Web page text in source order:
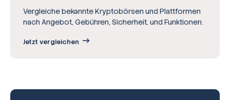
Vergleiche bekannte Kryptobörsen und Plattformen
nach Angebot, Gebühren, Sicherheit, und Funktionen.
Jetzt vergleichen